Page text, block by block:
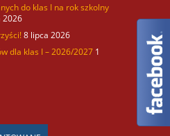
do klas I na rok szkolny
2026
8 lipca 2026
dla klas I – 2026/2027 1